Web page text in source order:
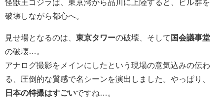
怪獣王ゴジラは、東京湾から品川に上陸すると、ビル群を
破壊しながら都心へ。
見せ場となるのは、 東京タワーの破壊、そして 国会議事堂
の破壊…。
アナログ撮影をメインにしたという現場の意気込みの伝わ
る、圧倒的な質感で名シーンを演出しました。やっぱり、
日本の特撮はすごいですね…。